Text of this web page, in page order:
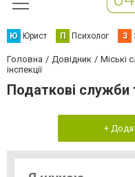
Ю Юрист П Психолог З
Головна Довідник Міські
інспекції
Податкові служби
+